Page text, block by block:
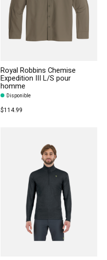
Royal Robbins Chemise
Expedition III L/S pour
homme
Disponible
$114.99